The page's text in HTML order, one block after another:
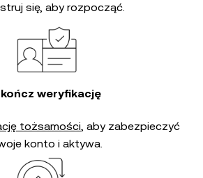
się, aby rozpocząć.
weryfikację
tożsamości, aby zabezpieczyć
konto i aktywa.